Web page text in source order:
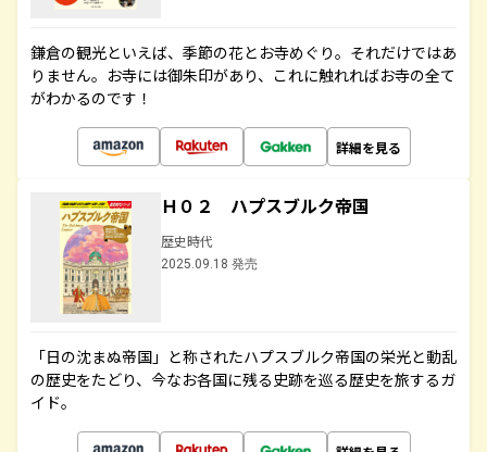
鎌倉の観光といえば、季節の花とお寺めぐり。それだけではあ
りません。お寺には御朱印があり、これに触れればお寺の全て
がわかるのです！
詳細を見る
Ｈ０２ ハプスブルク帝国
歴史時代
2025.09.18 発売
「日の沈まぬ帝国」と称されたハプスブルク帝国の栄光と動乱
の歴史をたどり、今なお各国に残る史跡を巡る歴史を旅するガ
イド。